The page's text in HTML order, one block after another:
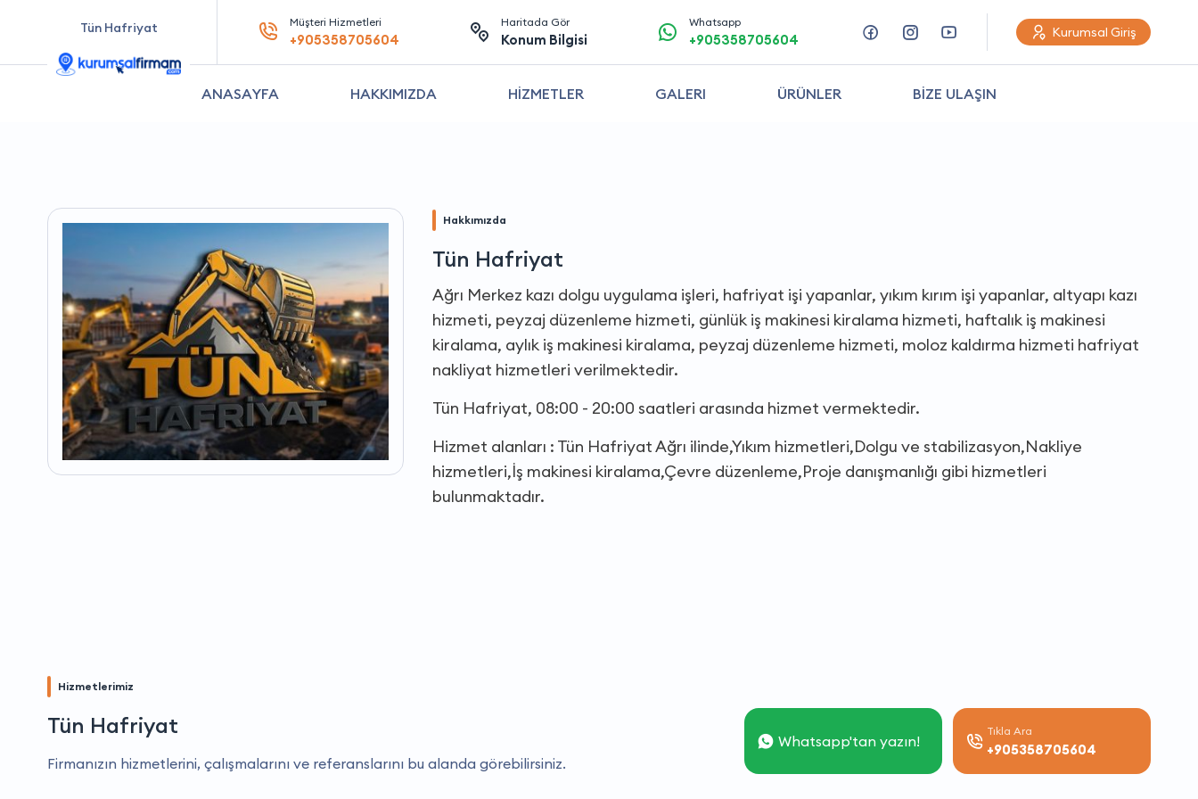
Tün Hafriyat Müşteri Hizmetleri
+905358705604
Haritada Gör
Konum Bilgisi
Whatsapp
+905358705604 Kurumsal Giriş
ANASAYFA HAKKIMIZDA HİZMETLER GALERI ÜRÜNLER BİZE ULAŞIN
Hakkımızda
Tün Hafriyat
Ağrı Merkez kazı dolgu uygulama işleri, hafriyat işi yapanlar, yıkım kırım işi yapanlar, altyapı kazı
hizmeti, peyzaj düzenleme hizmeti, günlük iş makinesi kiralama hizmeti, haftalık iş makinesi
kiralama, aylık iş makinesi kiralama, peyzaj düzenleme hizmeti, moloz kaldırma hizmeti hafriyat
nakliyat hizmetleri verilmektedir.
Tün Hafriyat, 08:00 - 20:00 saatleri arasında hizmet vermektedir.
Hizmet alanları : Tün Hafriyat Ağrı ilinde,Yıkım hizmetleri,Dolgu ve stabilizasyon,Nakliye
hizmetleri,İş makinesi kiralama,Çevre düzenleme,Proje danışmanlığı gibi hizmetleri
bulunmaktadır.
Hizmetlerimiz
Tün Hafriyat
Firmanızın hizmetlerini, çalışmalarını ve referanslarını bu alanda görebilirsiniz.
Whatsapp'tan yazın!
Tıkla Ara
+905358705604